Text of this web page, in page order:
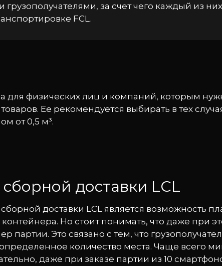
за счет чего каждый из
FCL.
для физических лиц и компаний, которым
Ее рекомендуется выбирать в тех
от 0,5 м³.
доставки LCL
доставки LCL является возможность
Но стоит понимать, что даже при
партии. Это связано с тем, что
количество места. Чаще всего
даже при заказе партии из 10